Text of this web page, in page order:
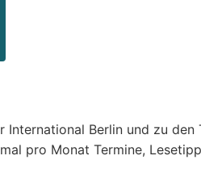
Berlin und zu den
pro Monat Termine,